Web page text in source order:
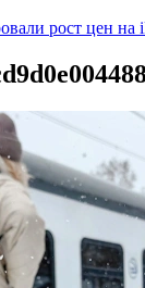
рост цен на